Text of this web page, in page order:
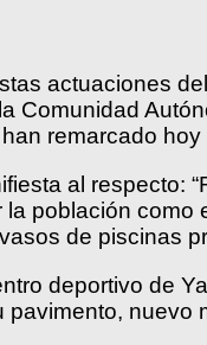
actuaciones
Comunidad
remarcado
al respecto:
población como
de piscinas
deportivo de
pavimento, nuevo